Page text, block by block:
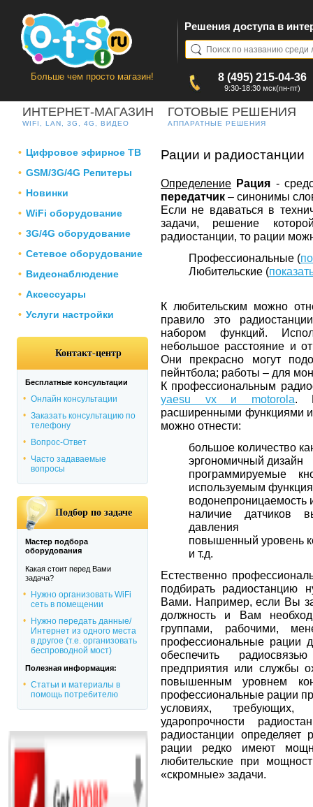
Решения доступа в
Больше чем просто магазин! 8 (495) 215-04-36
9:30-18:30 мск(пн-пт)
ИНТЕРНЕТ-МАГАЗИН
WIFI, LAN, 3G, 4G, ВИДЕО
ГОТОВЫЕ РЕШЕНИЯ
АППАРАТНЫЕ РЕШЕНИЯ
Цифровое эфирное ТВ
GSM/3G/4G Репитеры
Новинки
WiFi оборудование
3G/4G оборудование
Сетевое оборудование
Видеонаблюдение
Аксессуары
Услуги настройки
Контакт-центр
Бесплатные консультации
Онлайн консультации
Заказать консультацию по
телефону
Вопрос-Ответ
Часто задаваемые
вопросы
Подбор по задаче
Мастер подбора
оборудования
Какая стоит перед Вами
задача?
Нужно организовать WiFi
сеть в помещении
Нужно передать данные/
Интернет из одного места
в другое (т.е. организовать
беспроводной мост)
Полезная информация:
Статьи и материалы в
помощь потребителю
Рации и радиостанции
Определение Рация -
передатчик – синонимы
Если не вдаваться в
задачи, решение
радиостанции, то рации
Профессиональные (
Любительские (
К любительским можно
правило это
набором функций.
небольшое расстояние и
Они прекрасно могут
пейнтбола; работы – для
К профессиональным
yaesu vx и motorola.
расширенными функциями и
можно отнести:
большое количество
эргономичный дизайн
программируемые
используемым
водонепроницаемость
наличие датчиков
давления
повышенный уровень
и т.д.
Естественно
подбирать радиостанцию
Вами. Например, если Вы
должность и Вам
группами, рабочими,
профессиональные рации
обеспечить
предприятия или службы
повышенным уровнем
профессиональные рации
условиях, требующих,
ударопрочности
радиостанции определяет
рации редко имеют
любительские при
«скромные» задачи.